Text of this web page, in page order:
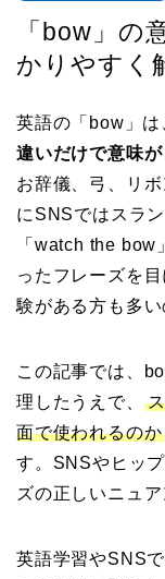
「bow」の
かりやすく
英語の「bow」
違いだけで意味
お辞儀、弓、リ
にSNSではスラ
「watch the
ったフレーズを
験がある方も多い
この記事では、
理したうえで、
面で使われるのか
す。SNSやヒッ
ズの正しいニュ
英語学習やSNS